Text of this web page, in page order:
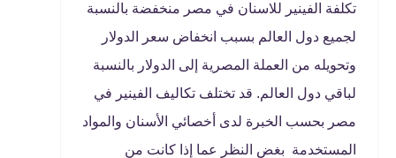
تكلفة الفينير للاسنان في مصر منخفضة بالنسبة
لجميع دول العالم بسبب انخفاض سعر الدولار
وتحويله من العملة المصرية إلى الدولار بالنسبة
لباقي دول العالم. قد تختلف تكاليف الفينير في
مصر بحسب الخبرة لدى أخصائي الأسنان والمواد
المستخدمة بغض النظر عما إذا كانت من